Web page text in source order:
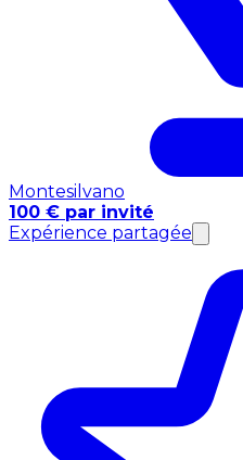
Montesilvano
100 € par invité
Expérience partagée